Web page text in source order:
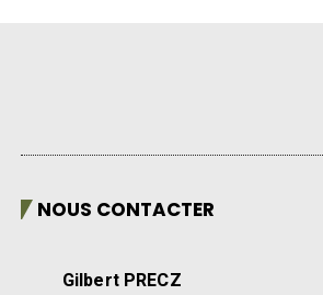
NOUS CONTACTER
Gilbert PRECZ